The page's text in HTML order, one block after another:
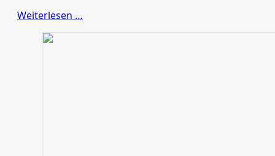
Weiterlesen …